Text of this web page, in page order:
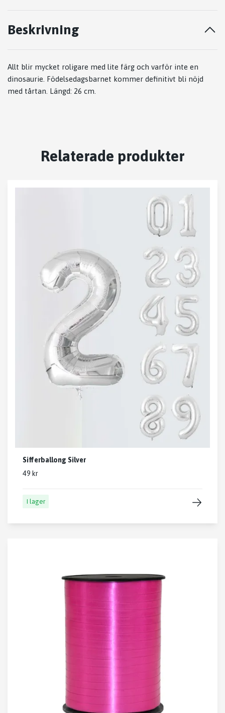
Beskrivning
Allt blir mycket roligare med lite färg och varför inte en
dinosaurie. Födelsedagsbarnet kommer definitivt bli nöjd
med tårtan. Längd: 26 cm.
Relaterade produkter
Sifferballong Silver
49 kr
I lager